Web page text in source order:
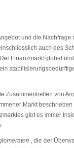
und die
auch des
Finanzmarkt global
Zusammentreffen von
Markt
gibt es immer
, die der